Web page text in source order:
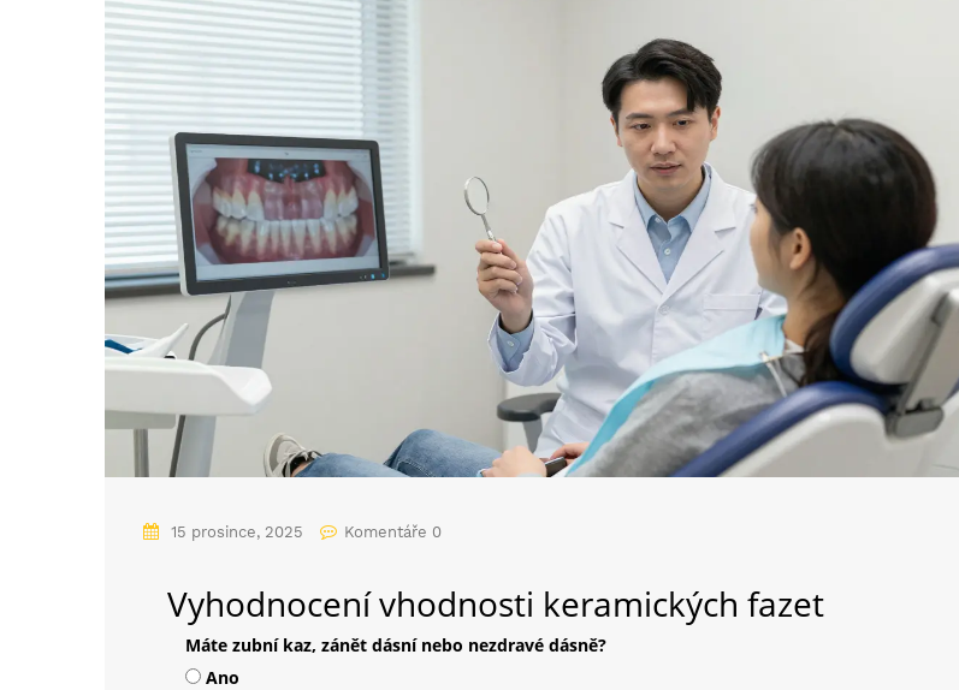
Estetická stomatologie
15 prosince, 2025 Komentáře 0
Vyhodnocení vhodnosti keramických fazet
Máte zubní kaz, zánět dásní nebo nezdravé dásně?
Ano